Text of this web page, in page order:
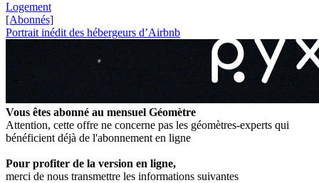
Logement
[Abonnés]
Portrait inédit des hébergeurs d’Airbnb
Vous êtes abonné au mensuel Géomètre
Attention, cette offre ne concerne pas les géomètres-experts qui
bénéficient déjà de l'abonnement en ligne
Pour profiter de la version en ligne,
merci de nous transmettre les informations suivantes